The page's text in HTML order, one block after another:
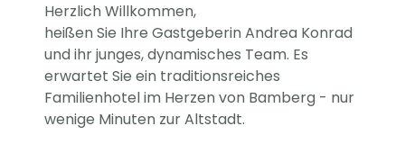
Herzlich Willkommen,
heißen Sie Ihre Gastgeberin Andrea Konrad
und ihr junges, dynamisches Team. Es
erwartet Sie ein traditionsreiches
Familienhotel im Herzen von Bamberg - nur
wenige Minuten zur Altstadt.